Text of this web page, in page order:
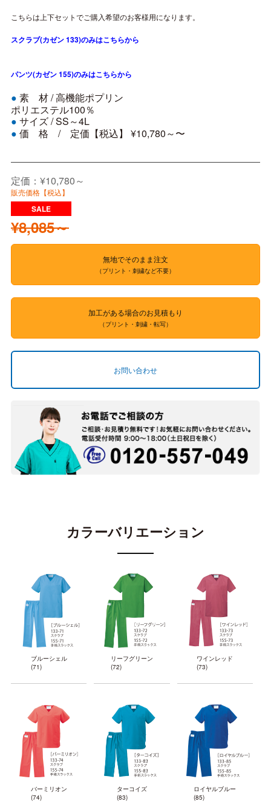
こちらは上下セットでご購入希望のお客様用になります。
スクラブ(カゼン 133)のみはこちらから
パンツ(カゼン 155)のみはこちらから
● 素 材 /高機能ポプリン
ポリエステル100％
● サイズ /SS～4L
● 価 格 / 定価【税込】 ¥10,780～〜
定価：¥10,780～
販売価格【税込】
¥8,085～
無地でそのまま注文
（プリント・刺繍など不要）
加工がある場合のお見積もり
（プリント・刺繍・転写）
お問い合わせ
カラーバリエーション
ブルーシェル
(71)
リーフグリーン
(72)
ワインレッド
(73)
バーミリオン
(74)
ターコイズ
(83)
ロイヤルブルー
(85)